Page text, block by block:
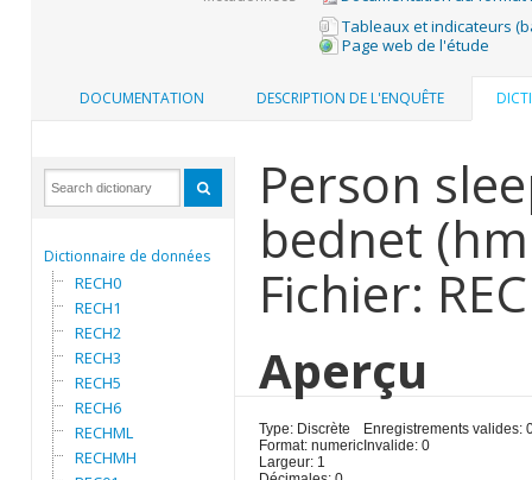
Tableaux et indicateurs
Page web de l'étude
DOCUMENTATION DESCRIPTION DE L'ENQUÊTE
Dictionnaire de données
RECH0
RECH1
RECH2
RECH3
RECH5
RECH6
RECHML
RECHMH
Person
bednet
Fichier:
Aperçu
Type: Discrète
Format: numeric
Largeur: 1
Enregistrements valides:
Invalide: 0